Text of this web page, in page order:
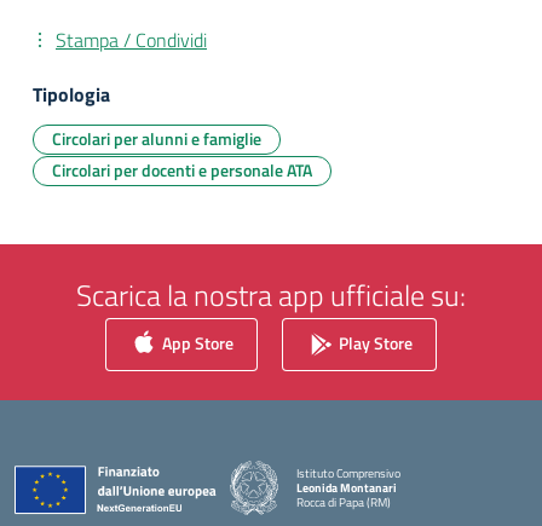
Stampa / Condividi
Tipologia
Circolari per alunni e famiglie
Circolari per docenti e personale ATA
Scarica la nostra app ufficiale su:
App Store Play Store
Istituto Comprensivo
Leonida Montanari
Rocca di Papa (RM)
— Visita la pagina iniziale della scuola